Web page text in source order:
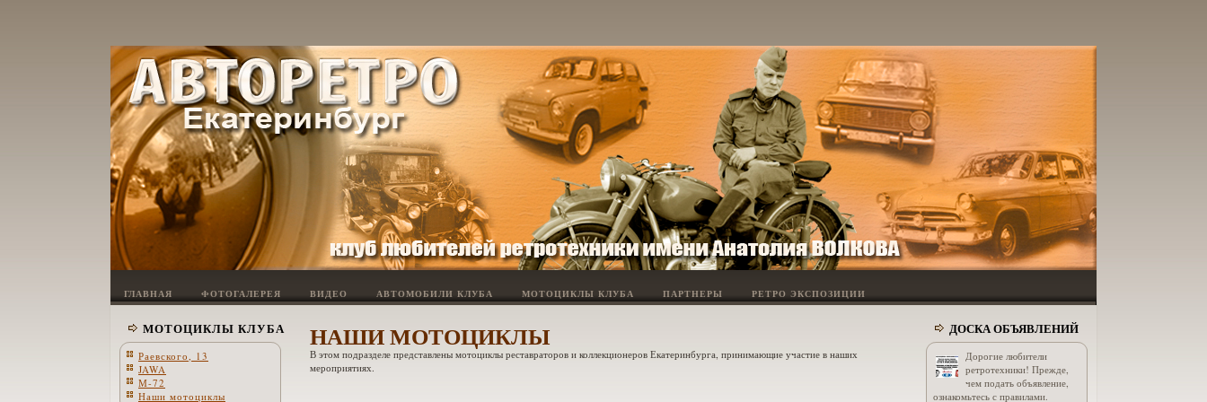
ГЛАВНАЯ ФОТОГАЛЕРЕЯ ВИДЕО АВТОМОБИЛИ КЛУБА МОТОЦИКЛЫ КЛУБА ПАРТНЕРЫ РЕТРО ЭКСПОЗИЦИИ
МОТОЦИКЛЫ КЛУБА
Раевского, 13
JAWA
М-72
Наши мотоциклы
НАШИ МОТОЦИКЛЫ
В этом подразделе представлены мотоциклы реставраторов и коллекционеров Екатеринбурга, принимающие участие в наших
мероприятиях.
ДОСКА ОБЪЯВЛЕНИЙ
Дорогие любители
ретротехники! Прежде,
чем подать объявление,
ознакомьтесь с правилами.